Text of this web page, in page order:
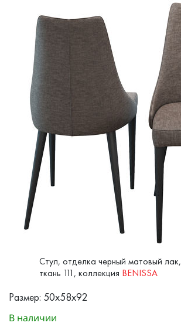
Стул, отделка черный матовый лак,
ткань 111, коллекция BENISSA
Размер: 50x58x92
В наличии